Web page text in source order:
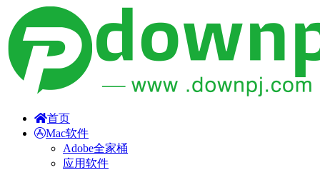
首页
Mac软件
Adobe全家桶
应用软件